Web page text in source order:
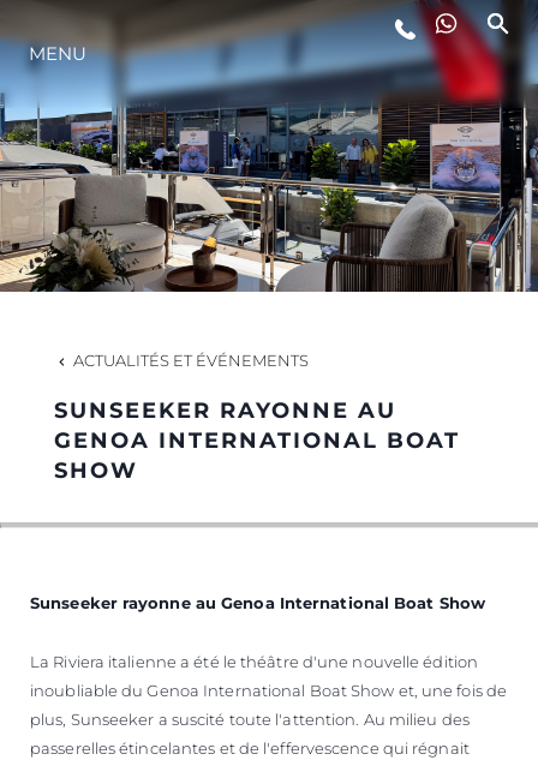
STYLE DE VIE
L'INNOVATION
LA SOCIÉTÉ
NOTRE ÉQUIPE
NOTRE HÉRITAGE
ESTIMEZ VOTRE BATEAU
MENU
ACTUALITÉS ET ÉVÉNEMENTS
SUNSEEKER RAYONNE AU
GENOA INTERNATIONAL BOAT
SHOW
Sunseeker rayonne au Genoa International Boat Show
La Riviera italienne a été le théâtre d'une nouvelle édition
inoubliable du Genoa International Boat Show et, une fois de
plus, Sunseeker a suscité toute l'attention. Au milieu des
passerelles étincelantes et de l'effervescence qui régnait